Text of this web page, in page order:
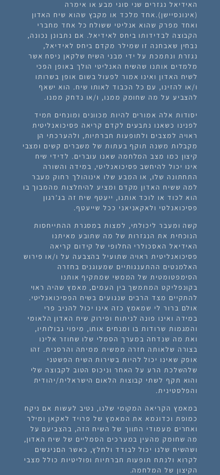
האידיאל נגזרים שני סוגי מבע או אימרה
(אינונסיישן).אחד מלכד או מקבץ שהוא שיח האדון
ואחד מפרק שהוא אנליטי ששולח כל אחד מחברי
הקבוצה לבדידותו ביחס לאידיאל. אם נתבונן נכונה,
נבחין שאבחנה זו שמילר מקדם ביחס לאידיאל,
נגזרת ונתמכת על ידי מבני השיח שלקאן ניסח אשר
מלמדים אותנו שהשיח האנליטי הולך באופן הפכי
לשיח האדון ואינו אמור לפעול בשום אופן בשרותו
ו/או להזינו, עם כל הכבוד לאותו שיח. הוא ישאף
להצביע על מה שחומק ממנו, ו/או נדחק ממנו.
יסודות אלה אמורים להיות מכוונים ומונחים תמיד
לפנינו כשאנו נתבעים לקדם קריאה פסיכואנליטית
ראויה למצבים ולתופעות חברתיות, ולהערכתי הן
מקבלות משנה תוקף בעתות של משברים קשים ומצבי
קיצון כמו מצב המלחמה שאנו עוברים. לדידי שיח
אינו יכול להיחשב פסיכואנליטי, במידה והשורה
התחתונה שלו, או המבע שלו אינוהולך רחוק מעבר
למה ששיח האדון מקדם ומציע להיחלצות מהמבוך בו
הוא לכוד או לוכד אותנו, ייעטף שיח זה בג'רגון
פסיכואנלטי ולאקאניאני ככל שייעטף.
קשה ומעבר ליכולתי, למצות במסגרת ההתייחסות
הנוכחית את הנגזרות של מה שתובע מאיתנו
האידיאל האסכולרי החלופי של קידום קריאה
פסיכואנליטית ראויה שתועיל בהצבעה על ו/או פירוש
האלמנטים ההתענגותיים שמעוגנים בחזרה
הסימפטומטית של הממשי שמתקיף אותנו
בקונפליקט המתמשך בין העמים, מאמץ שהיה ראוי
להתקיים מצד הרבים שנגועים בשיח הפסיכואנליטי.
אולם ברור לי שמאמץ כזה אינו יכול להניב פרי
במידה ואינו פונה לניתוח ופירוק שיח האדון הלאומי
והמגמות שרודות בו ומנחים אותו, מיפוי גבולותיו,
ואת מה שנדחה במערך הסמלי שלו שחוזר אלינו
בצורה שלאותה חזרה ממשית ממיתה והרסנית. זהו
אופק שאינו יכול להיות בשירות השיח הפשטני
שלהשלכת הרע על האחר וניכוס הטוב לקבוצה שלי
והוא תקף לשתי קבוצות הלאום הישראלית/יהודית
והפלסטינית.
במאמץ הקריאה המקומי שלנו, נטיב לעשות אם ניקח
כמופת וכדוגמא את המאמץ של פרויד לאקאן ומילר
ואחרים מעמודי התווך של השיח הזה, בהצביעם על
מה שחומק מהעין במערכים הסמליים של שיח האדון,
ושהשיח שלנו יכול לבודד ולחלץ, כאשר הםניגשים
לקרוא ולנתח תופעות חברתיות ופוליטיות כולל מצבי
הקיצון של המלחמה.